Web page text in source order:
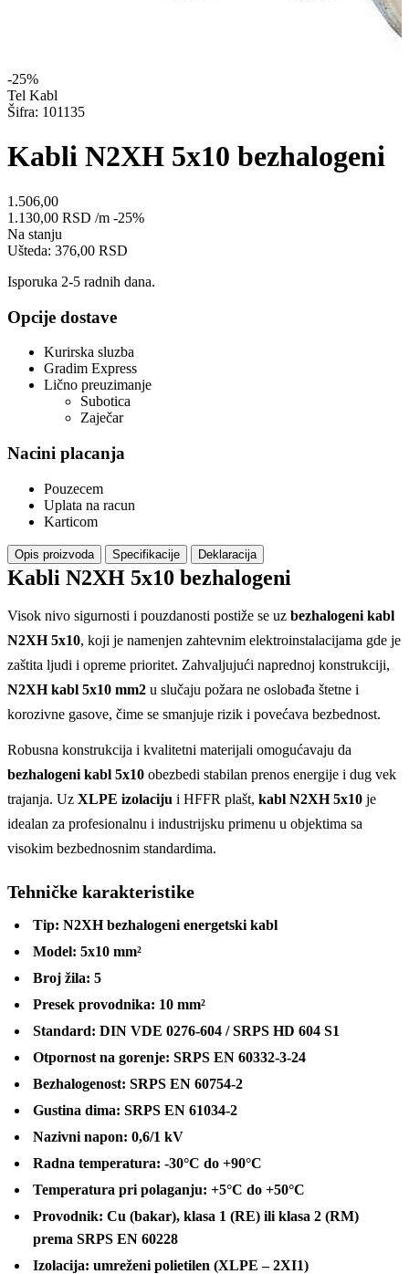
-25%
Tel Kabl
Šifra: 101135
Kabli N2XH 5x10 bezhalogeni
1.506,00
1.130,00 RSD /m -25%
Na stanju
Ušteda: 376,00 RSD
Isporuka 2-5 radnih dana.
Opcije dostave
Kurirska sluzba
Gradim Express
Lično preuzimanje
Subotica
Zaječar
Nacini placanja
Pouzecem
Uplata na racun
Karticom
Opis proizvoda Specifikacije Deklaracija
Kabli N2XH 5x10 bezhalogeni
Visok nivo sigurnosti i pouzdanosti postiže se uz bezhalogeni kabl
N2XH 5x10, koji je namenjen zahtevnim elektroinstalacijama gde je
zaštita ljudi i opreme prioritet. Zahvaljujući naprednoj konstrukciji,
N2XH kabl 5x10 mm2 u slučaju požara ne oslobađa štetne i
korozivne gasove, čime se smanjuje rizik i povećava bezbednost.
Robusna konstrukcija i kvalitetni materijali omogućavaju da
bezhalogeni kabl 5x10 obezbedi stabilan prenos energije i dug vek
trajanja. Uz XLPE izolaciju i HFFR plašt, kabl N2XH 5x10 je
idealan za profesionalnu i industrijsku primenu u objektima sa
visokim bezbednosnim standardima.
Tehničke karakteristike
Tip: N2XH bezhalogeni energetski kabl
Model: 5x10 mm²
Broj žila: 5
Presek provodnika: 10 mm²
Standard: DIN VDE 0276-604 / SRPS HD 604 S1
Otpornost na gorenje: SRPS EN 60332-3-24
Bezhalogenost: SRPS EN 60754-2
Gustina dima: SRPS EN 61034-2
Nazivni napon: 0,6/1 kV
Radna temperatura: -30°C do +90°C
Temperatura pri polaganju: +5°C do +50°C
Provodnik: Cu (bakar), klasa 1 (RE) ili klasa 2 (RM)
prema SRPS EN 60228
Izolacija: umreženi polietilen (XLPE – 2XI1)